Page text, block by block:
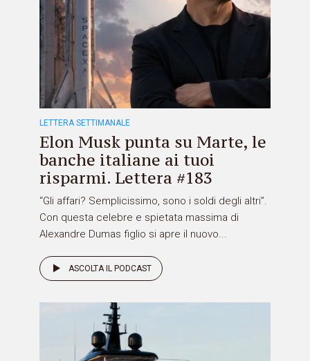
LETTERA SETTIMANALE
Elon Musk punta su Marte, le
banche italiane ai tuoi
risparmi. Lettera #183
“Gli affari? Semplicissimo, sono i soldi degli altri”.
Con questa celebre e spietata massima di
Alexandre Dumas figlio si apre il nuovo...
ASCOLTA IL PODCAST